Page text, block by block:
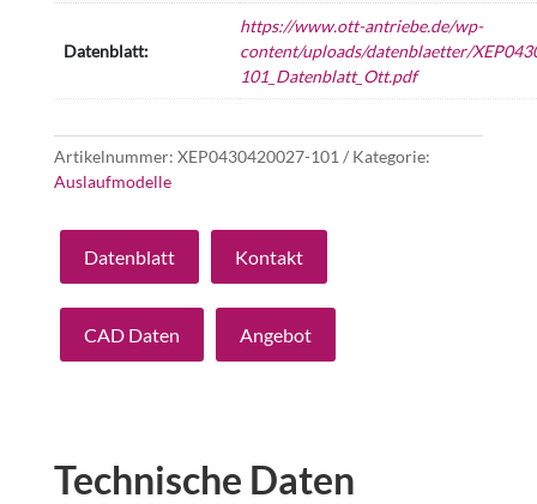
Datenblatt:
https://www.ott-antriebe.de/wp-
content/uploads/datenblaetter/
101_Datenblatt_Ott.pdf
Artikelnummer: XEP0430420027-101
Kategorie:
Auslaufmodelle
Datenblatt Kontakt
CAD Daten Angebot
Technische Daten